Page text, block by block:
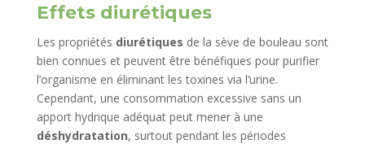
Effets diurétiques
Les propriétés diurétiques de la sève de bouleau sont
bien connues et peuvent être bénéfiques pour purifier
l’organisme en éliminant les toxines via l’urine.
Cependant, une consommation excessive sans un
apport hydrique adéquat peut mener à une
déshydratation, surtout pendant les périodes